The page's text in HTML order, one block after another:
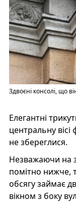
Здвоєні консолі, що
Елегантні
центральну
не збереглися.
Незважаючи на
помітно нижче,
обсягу займає
вікном з боку